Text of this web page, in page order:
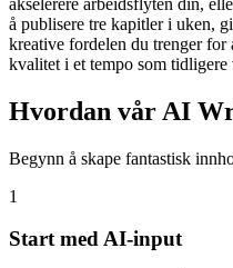
å publisere tre kapitler i uken,
kreative fordelen du trenger
kvalitet i et tempo som tidligere
Hvordan vår AI
Begynn å skape fantastisk
1
Start med AI-input